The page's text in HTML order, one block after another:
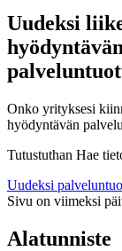
Uudeksi
Onko yrityksesi
hyödyntävän
Tutustuthan Hae
Uudeksi
Sivu on viimeksi
Alatunniste